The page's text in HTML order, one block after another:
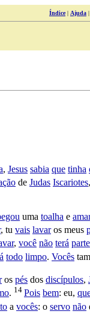
Índice| Ajuda |
, Jesus sabia que tinha
de Judas Iscariotes,
uma toalha e
, tu vais lavaros meus
, você não terá parte
todo limpo. Vocês
os pés dos discípulos,
. 14 Pois bem: eu,
a vocês: o servo não